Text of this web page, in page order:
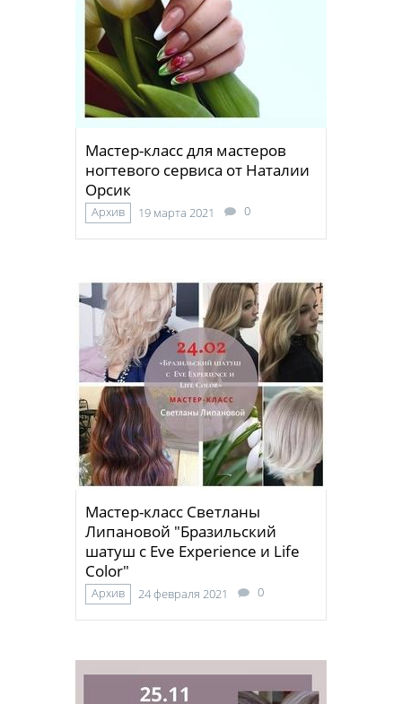
Мастер-класс для мастеров
ногтевого сервиса от Наталии
Орсик
Архив 19 марта 2021 0
Мастер-класс Светланы
Липановой "Бразильский
шатуш с Eve Experience и Life
Color"
Архив 24 февраля 2021 0